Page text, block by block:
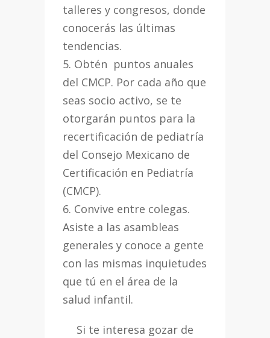
talleres y congresos, donde
conocerás las últimas
tendencias.
5. Obtén puntos anuales
del CMCP. Por cada año que
seas socio activo, se te
otorgarán puntos para la
recertificación de pediatría
del Consejo Mexicano de
Certificación en Pediatría
(CMCP).
6. Convive entre colegas.
Asiste a las asambleas
generales y conoce a gente
con las mismas inquietudes
que tú en el área de la
salud infantil.
Si te interesa gozar de